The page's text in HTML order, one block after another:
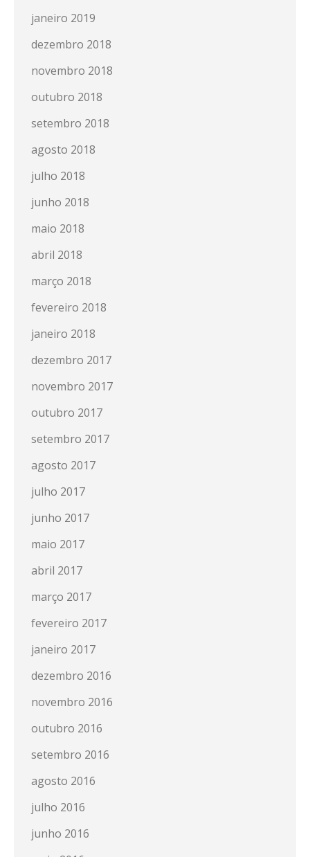
janeiro 2019
dezembro 2018
novembro 2018
outubro 2018
setembro 2018
agosto 2018
julho 2018
junho 2018
maio 2018
abril 2018
março 2018
fevereiro 2018
janeiro 2018
dezembro 2017
novembro 2017
outubro 2017
setembro 2017
agosto 2017
julho 2017
junho 2017
maio 2017
abril 2017
março 2017
fevereiro 2017
janeiro 2017
dezembro 2016
novembro 2016
outubro 2016
setembro 2016
agosto 2016
julho 2016
junho 2016